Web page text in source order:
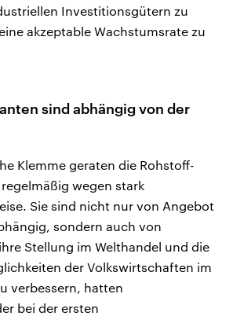
Investitionsgütern zu
akzeptable Wachstumsrate zu
sind abhängig von der
Klemme geraten die Rohstoff-
wegen stark
Sie sind nicht nur von Angebot
sondern auch von
Stellung im Welthandel und die
der Volkswirtschaften im
verbessern, hatten
bei der ersten